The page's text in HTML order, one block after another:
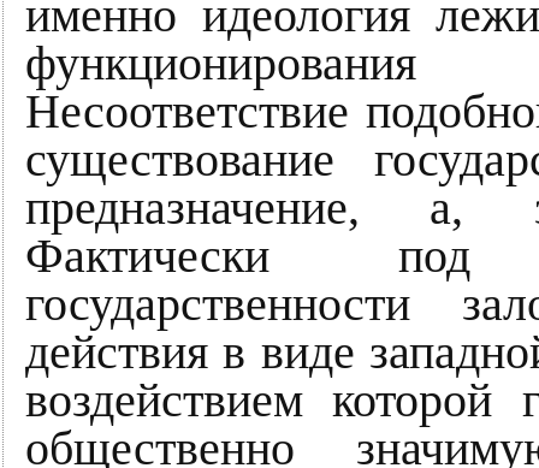
именно идеология
Несоответствие
существование
предназначение, а,
Фактически под
государственности
действия в виде
воздействием которой
общественно